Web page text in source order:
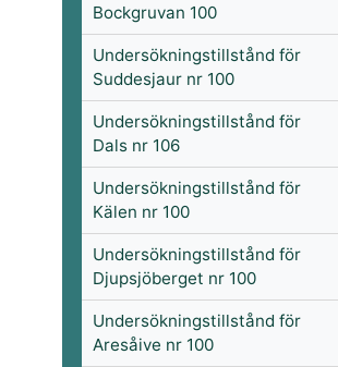
Bockgruvan 100
Undersökningstillstånd för
Suddesjaur nr 100
Undersökningstillstånd för
Dals nr 106
Undersökningstillstånd för
Kälen nr 100
Undersökningstillstånd för
Djupsjöberget nr 100
Undersökningstillstånd för
Aresåive nr 100